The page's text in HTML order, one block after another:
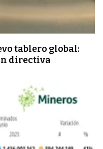
tablero global:
directiva